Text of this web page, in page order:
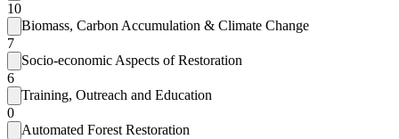
10
Biomass, Carbon Accumulation & Climate Change
7
Socio-economic Aspects of Restoration
6
Training, Outreach and Education
0
Automated Forest Restoration